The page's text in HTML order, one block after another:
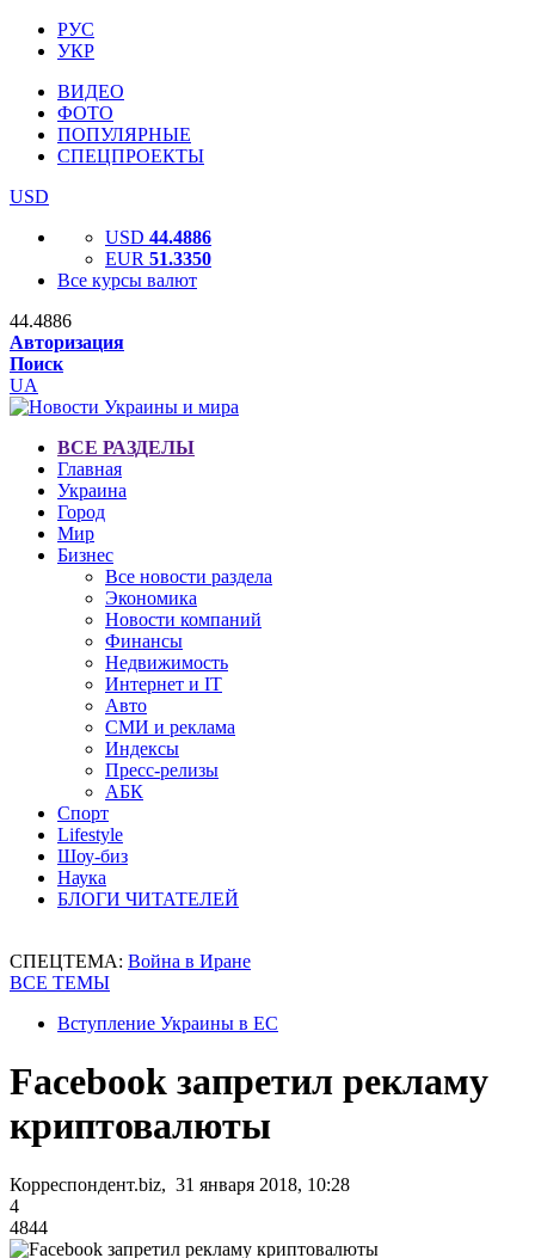
РУС
УКР
ВИДЕО
ФОТО
ПОПУЛЯРНЫЕ
СПЕЦПРОЕКТЫ
USD
USD 44.4886
EUR 51.3350
Все курсы валют
44.4886
Авторизация
Поиск
UA
ВСЕ РАЗДЕЛЫ
Главная
Украина
Город
Мир
Бизнес
Все новости раздела
Экономика
Новости компаний
Финансы
Недвижимость
Интернет и IT
Авто
СМИ и реклама
Индексы
Пресс-релизы
АБК
Спорт
Lifestyle
Шоу-биз
Наука
БЛОГИ ЧИТАТЕЛЕЙ
СПЕЦТЕМА: Война в Иране
ВСЕ ТЕМЫ
Вступление Украины в ЕС
Facebook запретил рекламу
криптовалюты
Корреспондент.biz, 31 января 2018, 10:28
4
4844